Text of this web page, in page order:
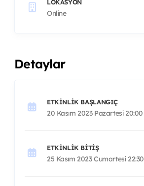
LOKASYON
Online
Detaylar
ETKINLIK BAŞLANGIÇ
20 Kasım 2023 Pazartesi 20:00
ETKINLIK BITIŞ
25 Kasım 2023 Cumartesi 22:30